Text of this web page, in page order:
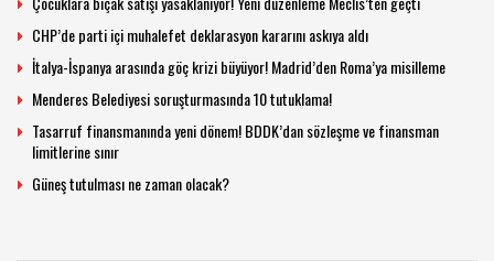
CHP’de parti içi muhalefet deklarasyon kararını askıya aldı
İtalya-İspanya arasında göç krizi büyüyor! Madrid’den Roma’ya misilleme
Menderes Belediyesi soruşturmasında 10 tutuklama!
Tasarruf finansmanında yeni dönem! BDDK’dan sözleşme ve finansman
limitlerine sınır
Güneş tutulması ne zaman olacak?